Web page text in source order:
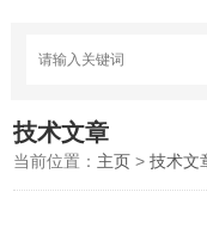
技术文章
当前位置： 主页 >技术文